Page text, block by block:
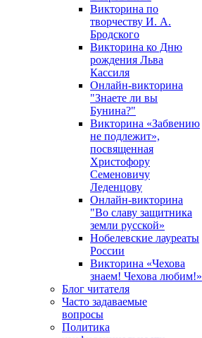
Викторина по
творчеству И. А.
Бродского
Викторина ко Дню
рождения Льва
Кассиля
Онлайн-викторина
"Знаете ли вы
Бунина?"
Викторина «Забвению
не подлежит»,
посвященная
Христофору
Семеновичу
Леденцову
Онлайн-викторина
"Во славу защитника
земли русской»
Нобелевские лауреаты
России
Викторина «Чехова
знаем! Чехова любим!»
Блог читателя
Часто задаваемые
вопросы
Политика